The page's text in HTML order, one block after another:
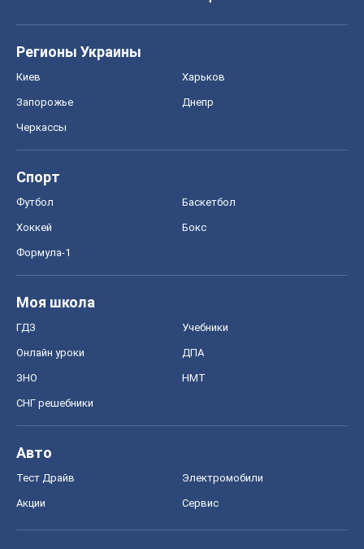
Регионы Украины
Киев Харьков
Запорожье Днепр
Черкассы
Спорт
Футбол Баскетбол
Хоккей Бокс
Формула-1
Моя школа
ГДЗ Учебники
Онлайн уроки ДПА
ЗНО НМТ
СНГ решебники
Авто
Тест Драйв Электромобили
Акции Сервис